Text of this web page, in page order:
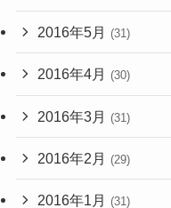
2016年5月 (31)
2016年4月 (30)
2016年3月 (31)
2016年2月 (29)
2016年1月 (31)